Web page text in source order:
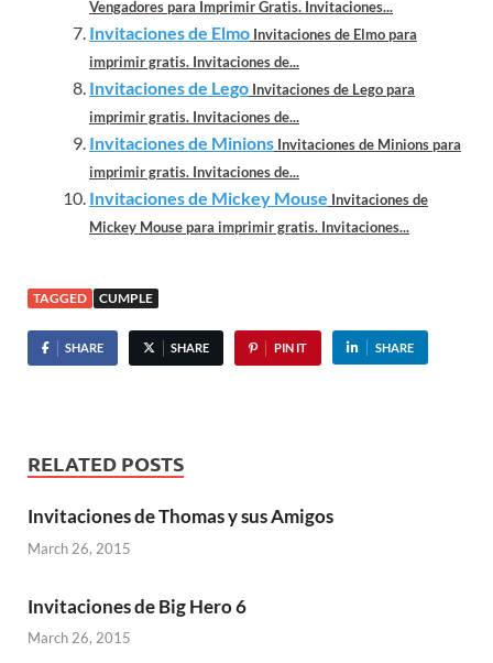
Vengadores para Imprimir Gratis. Invitaciones...
Invitaciones de Elmo Invitaciones de Elmo para
imprimir gratis. Invitaciones de...
Invitaciones de Lego Invitaciones de Lego para
imprimir gratis. Invitaciones de...
Invitaciones de Minions Invitaciones de Minions para
imprimir gratis. Invitaciones de...
Invitaciones de Mickey Mouse Invitaciones de
Mickey Mouse para imprimir gratis. Invitaciones...
TAGGED CUMPLE
SHARE SHARE PIN IT SHARE
RELATED POSTS
Invitaciones de Thomas y sus Amigos
March 26, 2015
Invitaciones de Big Hero 6
March 26, 2015